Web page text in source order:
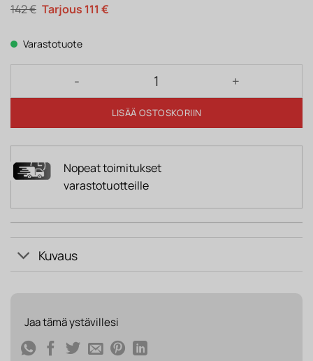
142€ Alkuperäinen
hinta
142 €.
111 €Nykyinen
Varastotuote
Tuoli FLORENCE vaalea beige/pähkinä määrä
LISÄÄ OSTOSKORIIN
Nopeat toimitukset
varastotuotteille
Kuvaus
Jaa tämä ystävillesi